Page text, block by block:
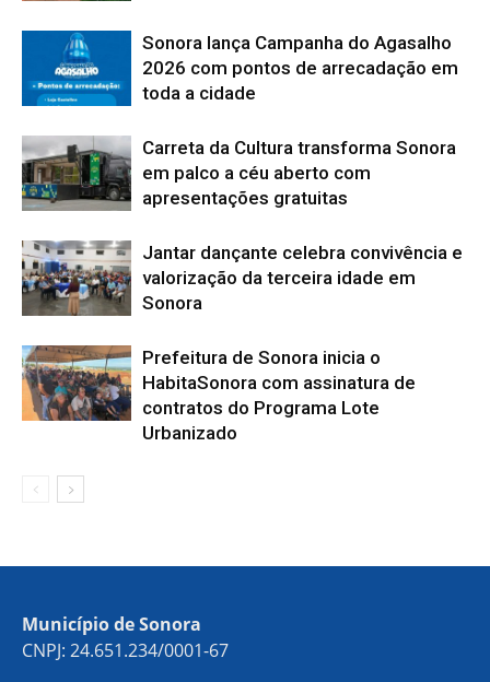
Sonora lança Campanha do Agasalho
2026 com pontos de arrecadação em
toda a cidade
Carreta da Cultura transforma Sonora
em palco a céu aberto com
apresentações gratuitas
Jantar dançante celebra convivência e
valorização da terceira idade em
Sonora
Prefeitura de Sonora inicia o
HabitaSonora com assinatura de
contratos do Programa Lote
Urbanizado
Município de Sonora
CNPJ: 24.651.234/0001-67